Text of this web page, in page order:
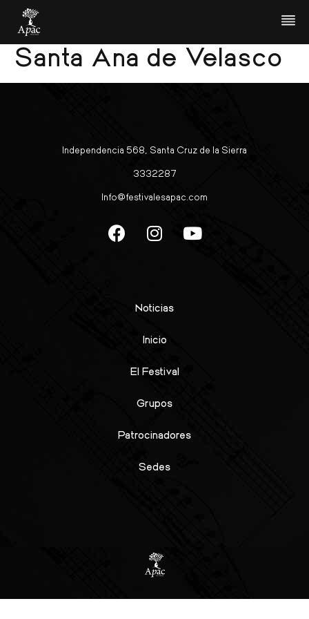
Orquesta de Cuerdas
Santa Ana de Velasco
Independencia 568, Santa Cruz de la Sierra
3332287
Info@festivalesapac.com
Noticias
Inicio
El Festival
Grupos
Patrocinadores
Sedes